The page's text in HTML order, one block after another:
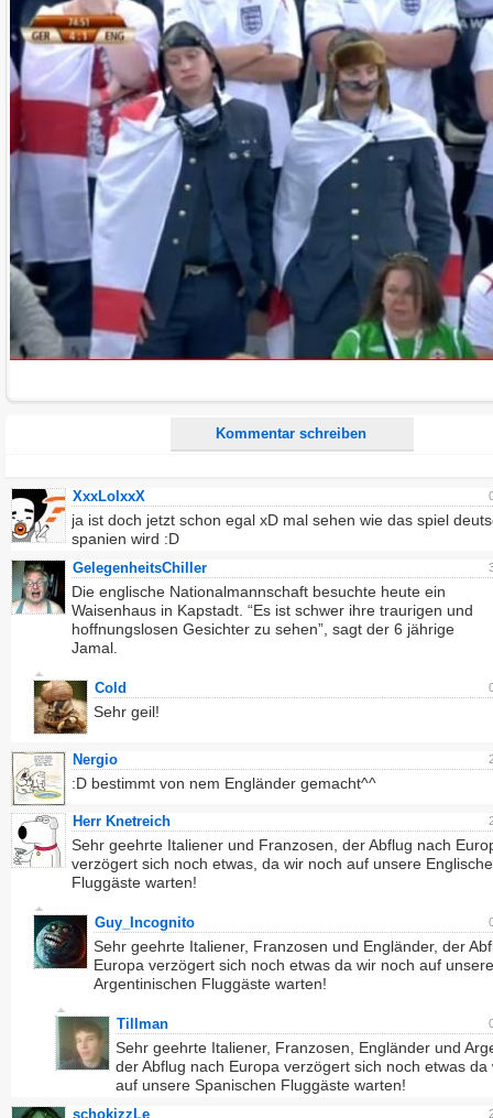
Kommentar schreiben
Name:
E-Mail-Adresse (optional):
Alle HTML-Tags außer <br>, <strike> und <i> werden aus Deinem Kommentar entfernt.
URLs werden automatisch umgewandelt. Bitte verwende "www." oder "http://" in URLs
Ich möchte eine E-Mail, wenn zu meinem Kommentar Antworten erscheinen.
XxxLolxxX
ja ist doch jetzt schon egal xD mal sehen wie das spiel
spanien wird :D
GelegenheitsChiller
Die englische Nationalmannschaft besuchte heute ein
Waisenhaus in Kapstadt. “Es ist schwer ihre traurigen und
hoffnungslosen Gesichter zu sehen”, sagt der 6 jährige
Jamal.
Cold
Sehr geil!
Nergio
:D bestimmt von nem Engländer gemacht^^
Herr Knetreich
Sehr geehrte Italiener und Franzosen, der Abflug nach
verzögert sich noch etwas, da wir noch auf unsere
Fluggäste warten!
Guy_Incognito
Sehr geehrte Italiener, Franzosen und Engländer, der
Europa verzögert sich noch etwas da wir noch auf unsere
Argentinischen Fluggäste warten!
Tillman
Sehr geehrte Italiener, Franzosen, Engländer und
der Abflug nach Europa verzögert sich noch etwas da
auf unsere Spanischen Fluggäste warten!
schokizzLe